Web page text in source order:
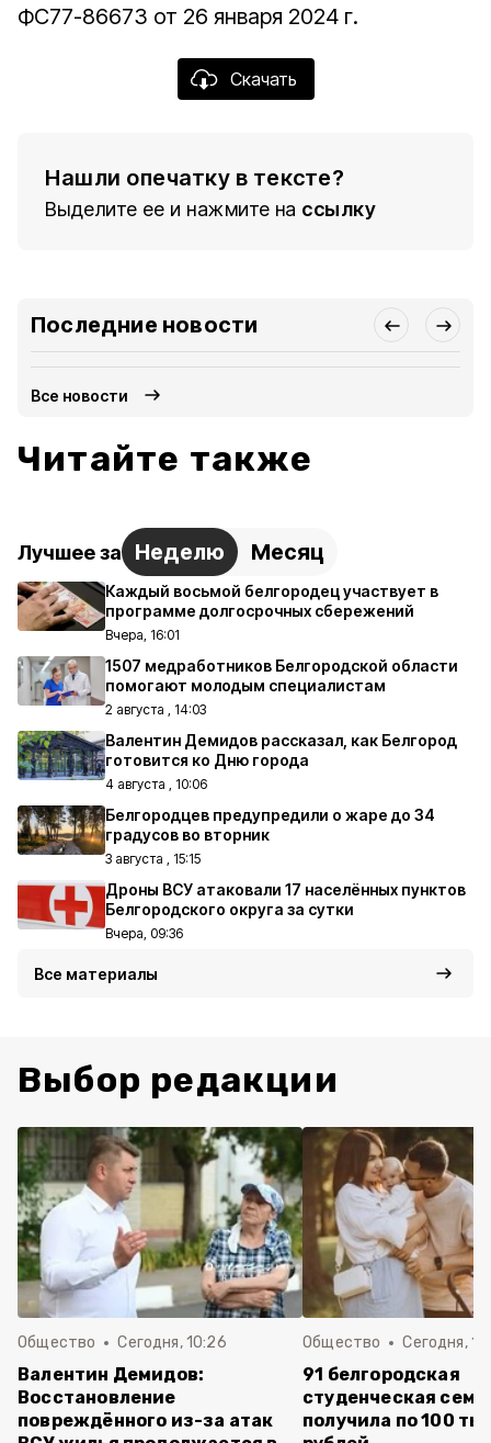
ФС77-86673 от 26 января 2024 г.
Скачать
Нашли опечатку в тексте?
Выделите ее и нажмите на ссылку
Последние новости
Все новости
Читайте также
Лучшее за Неделю Месяц
Каждый восьмой белгородец участвует в
программе долгосрочных сбережений
Вчера, 16:01
1507 медработников Белгородской области
помогают молодым специалистам
2 августа , 14:03
Валентин Демидов рассказал, как Белгород
готовится ко Дню города
4 августа , 10:06
Белгородцев предупредили о жаре до 34
градусов во вторник
3 августа , 15:15
Дроны ВСУ атаковали 17 населённых пунктов
Белгородского округа за сутки
Вчера, 09:36
Все материалы
Выбор редакции
Общество Сегодня, 10:26
Валентин Демидов:
Восстановление
повреждённого из-за атак
Общество Сегодня,
91 белгородская
студенческая
получила по 100